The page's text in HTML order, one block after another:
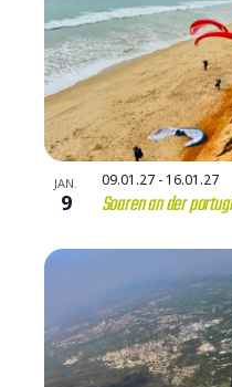
JAN.
9 Soaren an der
09.01.27- 16.01.27